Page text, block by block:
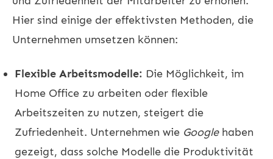
Hier sind einige der effektivsten Methoden, die
Unternehmen umsetzen können:
Flexible Arbeitsmodelle: Die Möglichkeit, im
Home Office zu arbeiten oder flexible
Arbeitszeiten zu nutzen, steigert die
Zufriedenheit. Unternehmen wie Googlehaben
gezeigt, dass solche Modelle die Produktivität